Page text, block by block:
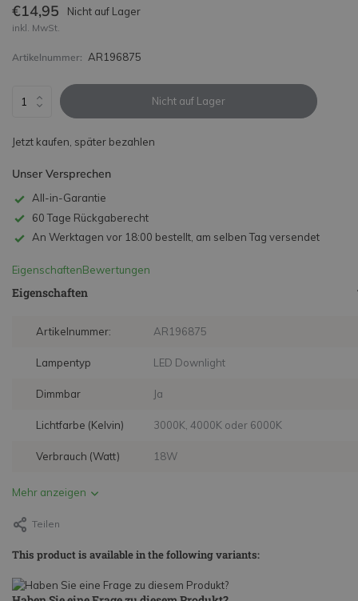
€14,95 Nicht auf Lager
inkl. MwSt.
Artikelnummer: AR196875
Nicht auf Lager
Jetzt kaufen, später bezahlen
Unser Versprechen
All-in-Garantie
60 Tage Rückgaberecht
An Werktagen vor 18:00 bestellt, am selben Tag versendet
EigenschaftenBewertungen
Eigenschaften
Artikelnummer: AR196875
Lampentyp LED Downlight
Dimmbar Ja
Lichtfarbe (Kelvin) 3000K, 4000K oder 6000K
Verbrauch (Watt) 18W
Mehr anzeigen
Teilen
This product is available in the following variants: